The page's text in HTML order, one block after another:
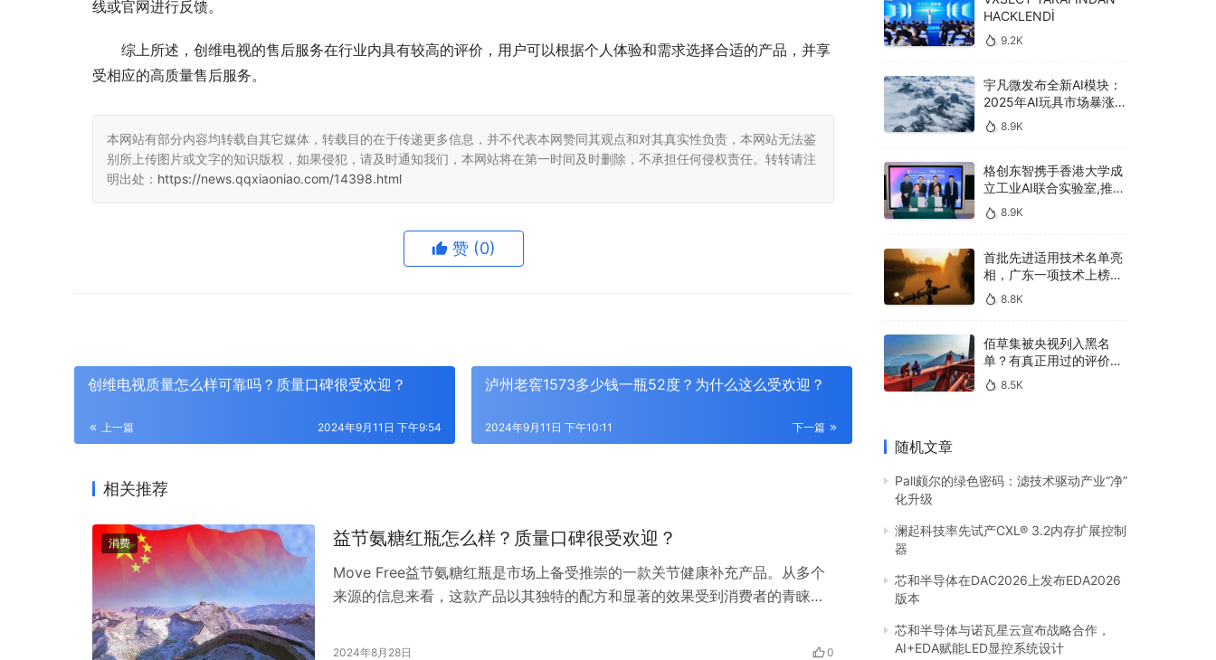
线或官网进行反馈。
综上所述，创维电视的售后服务在行业内具有较高的评价，用户可以根据个人体验和需求选择合适的产品，并享
受相应的高质量售后服务。
本网站有部分内容均转载自其它媒体，转载目的在于传递更多信息，并不代表本网赞同其观点和对其真实性负责，本网站无法鉴
别所上传图片或文字的知识版权，如果侵犯，请及时通知我们，本网站将在第一时间及时删除，不承担任何侵权责任。转转请注
明出处： https://news.qqxiaoniao.com/14398.html
赞 (0)
创维电视质量怎么样可靠吗？质量口碑很受欢迎？
上一篇 2024年9月11日 下午9:54
泸州老窖1573多少钱一瓶52度？为什么这么受欢迎？
下一篇
2024年9月11日 下午10:11
相关推荐
消费 益节氨糖红瓶怎么样？质量口碑很受欢迎？
Move Free益节氨糖红瓶是市场上备受推崇的一款关节健康补充产品。从多个
来源的信息来看，这款产品以其独特的配方和显著的效果受到消费者的青睐。
有重要作用。氨糖是软骨的主要构成成分，有助于增强关节的强度和弹性，而
2024年8月28日 0
HACKLENDİ
9.2K
宇凡微发布全新AI模块：
2025年AI玩具市场暴涨
400亿，90%传统厂商的
生死战即将打响
8.9K
格创东智携手香港大学成
立工业AI联合实验室,推进
AMHS智能物料搬运调度
系统研发
8.9K
首批先进适用技术名单亮
相，广东一项技术上榜，
有何独特之处？
8.8K
佰草集被央视列入黑名
单？有真正用过的评价
吗？8.5K
随机文章
Pall颇尔的绿色密码：滤技术驱动产业“净”
化升级
澜起科技率先试产CXL® 3.2内存扩展控制
器
芯和半导体在DAC2026上发布EDA2026
版本
芯和半导体与诺瓦星云宣布战略合作，
AI+EDA赋能LED显控系统设计